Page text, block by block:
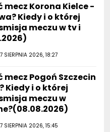
mecz Korona Kielce -
Kiedy i o której
meczu w tv i
SIERPNIA 2026, 18:27
Pogoń Szczecin
Kiedy i o której
meczu w
SIERPNIA 2026, 15:45